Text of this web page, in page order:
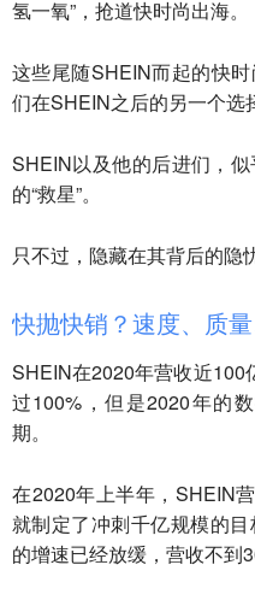
氢一氧”，抢道快时尚出海。
这些尾随SHEIN而起的快
们在SHEIN之后的另一个选
SHEIN以及他的后进们，
的“救星”。
只不过，隐藏在其背后的隐
快抛快销？速度、质
SHEIN在2020年营收近100
过100%，但是2020年的
期。
在2020年上半年，SHEIN
就制定了冲刺千亿规模的
的增速已经放缓，营收不到